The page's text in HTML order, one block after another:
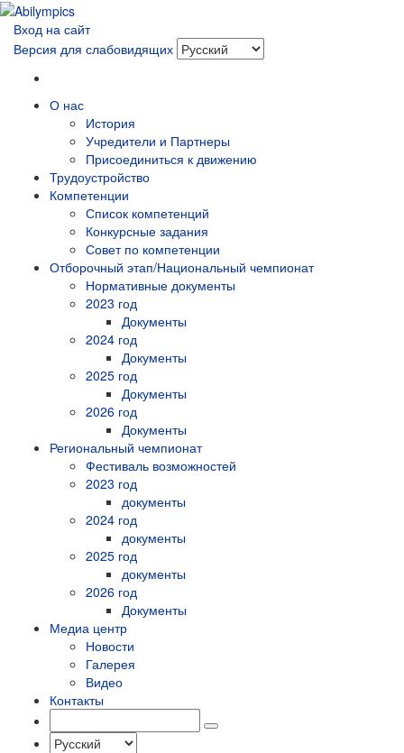
Вход на сайт
Версия для слабовидящих
О нас
История
Учредители и Партнеры
Присоединиться к движению
Трудоустройство
Компетенции
Список компетенций
Конкурсные задания
Совет по компетенции
Отборочный этап/Национальный чемпионат
Нормативные документы
2023 год
Документы
2024 год
Документы
2025 год
Документы
2026 год
Документы
Региональный чемпионат
Фестиваль возможностей
2023 год
документы
2024 год
документы
2025 год
документы
2026 год
Документы
Медиа центр
Новости
Галерея
Видео
Контакты